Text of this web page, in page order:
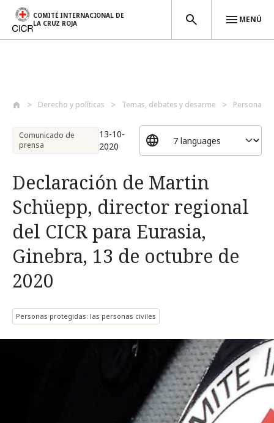
COMITÉ INTERNACIONAL DE
LA CRUZ ROJA
MENÚ
Derecho y políticas Temas, debates y desarme Personas
Comunicado de
prensa
13-10-
2020
Declaración de Martin
Schüepp, director regional
del CICR para Eurasia,
Ginebra, 13 de octubre de
2020
Personas protegidas: las personas civiles